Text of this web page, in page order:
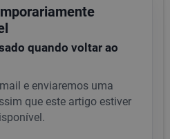
quando voltar ao
e enviaremos uma
que este artigo estiver